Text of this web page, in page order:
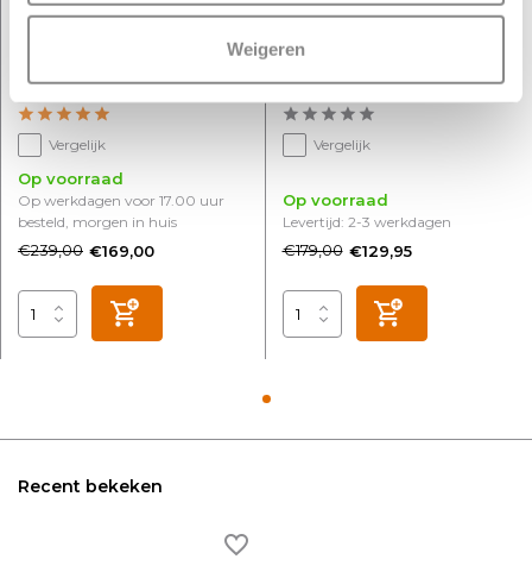
Weigeren
50 cm zwart
Vergelijk
Op voorraad
Op werkdagen voor 17.00 uur
besteld, morgen in huis
€239,00 €169,00
40 cm Antraciet-rand wit
Vergelijk
Op voorraad
Levertijd: 2-3 werkdagen
€179,00 €129,95
Recent bekeken